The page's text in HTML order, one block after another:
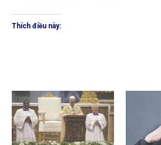
Thích điều này: